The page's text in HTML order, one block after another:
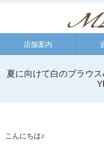
店舗案内
夏に向けて白のブラウ
こんにちは♪